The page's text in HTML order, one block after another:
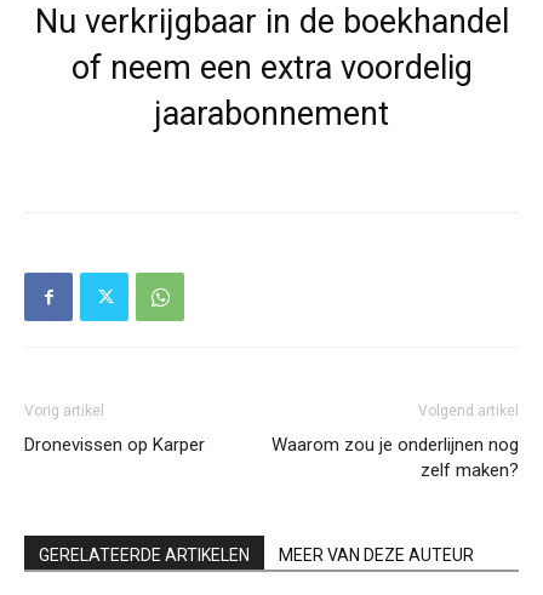
Nu verkrijgbaar in de boekhandel
of neem een extra voordelig
jaarabonnement
Vorig artikel
Dronevissen op Karper
Volgend artikel
Waarom zou je onderlijnen nog
zelf maken?
GERELATEERDE ARTIKELEN MEER VAN DEZE AUTEUR